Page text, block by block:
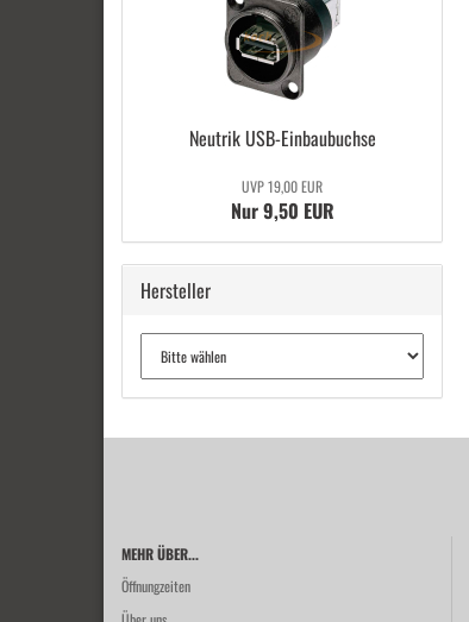
Neu­trik USB-​Einbaubuchse
UVP 19,00 EUR
Nur 9,50 EUR
Hersteller
MEHR ÜBER...
Öffnungzeiten